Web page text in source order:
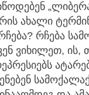
ახალი
რჩება
ვიხილეთ,